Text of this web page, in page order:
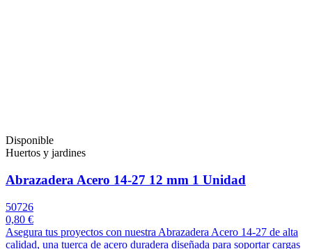
Disponible
Huertos y jardines
Abrazadera Acero 14-27 12 mm 1 Unidad
50726
0,80 €
Asegura tus proyectos con nuestra Abrazadera Acero 14-27 de alta
calidad, una tuerca de acero duradera diseñada para soportar cargas